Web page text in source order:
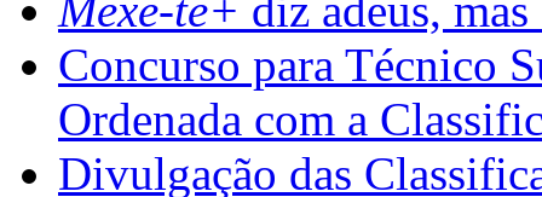
Concurso para Técnico
Ordenada com a
Divulgação das